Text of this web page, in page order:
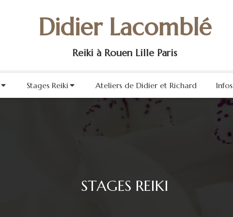
Didier Lacomblé
Reiki à Rouen Lille Paris
Stages Reiki Ateliers de Didier et Richard
STAGES REIKI